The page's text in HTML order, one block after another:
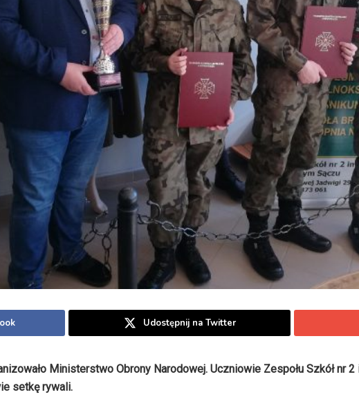
Udostępnij na Twitter
Ministerstwo Obrony Narodowej. Uczniowie Zespołu Szkół nr
setkę rywali.